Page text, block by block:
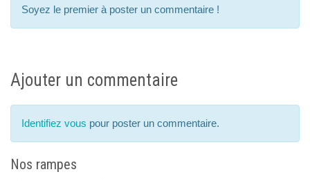
Soyez le premier à poster un commentaire !
Ajouter un commentaire
Identifiez vous pour poster un commentaire.
Nos rampes